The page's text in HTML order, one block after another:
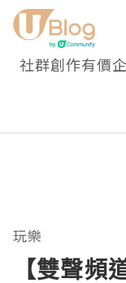
社群創作有價
玩樂
【雙聲頻